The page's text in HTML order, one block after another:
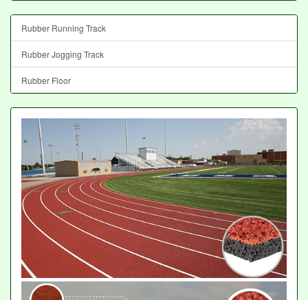
Rubber Running Track
Rubber Jogging Track
Rubber Floor